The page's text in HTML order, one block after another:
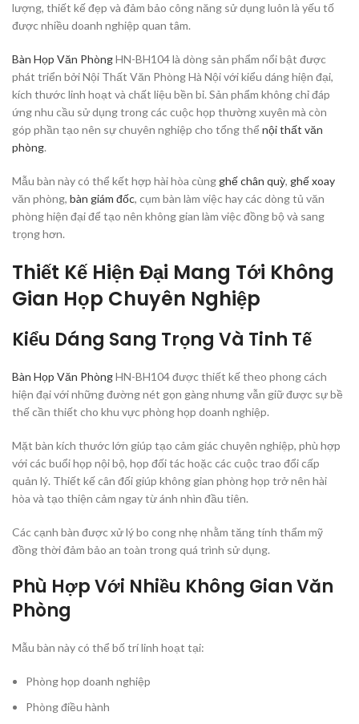
lượng, thiết kế đẹp và đảm bảo công năng sử dụng luôn là yếu tố
được nhiều doanh nghiệp quan tâm.
Bàn Họp Văn PhòngHN-BH104 là dòng sản phẩm nổi bật được
phát triển bởi Nội Thất Văn Phòng Hà Nội với kiểu dáng hiện đại,
kích thước linh hoạt và chất liệu bền bỉ. Sản phẩm không chỉ đáp
ứng nhu cầu sử dụng trong các cuộc họp thường xuyên mà còn
góp phần tạo nên sự chuyên nghiệp cho tổng thểnội thất văn
phòng.
Mẫu bàn này có thể kết hợp hài hòa cùng ghế chân quỳ, ghế xoay
văn phòng,bàn giám đốc, cụm bàn làm việc hay các dòng tủ văn
phòng hiện đại để tạo nên không gian làm việc đồng bộ và sang
trọng hơn.
Thiết Kế Hiện Đại Mang Tới Không
Gian Họp Chuyên Nghiệp
Kiểu Dáng Sang Trọng Và Tinh Tế
Bàn Họp Văn PhòngHN-BH104 được thiết kế theo phong cách
hiện đại với những đường nét gọn gàng nhưng vẫn giữ được sự bề
thế cần thiết cho khu vực phòng họp doanh nghiệp.
Mặt bàn kích thước lớn giúp tạo cảm giác chuyên nghiệp, phù hợp
với các buổi họp nội bộ, họp đối tác hoặc các cuộc trao đổi cấp
quản lý. Thiết kế cân đối giúp không gian phòng họp trở nên hài
hòa và tạo thiện cảm ngay từ ánh nhìn đầu tiên.
Các cạnh bàn được xử lý bo cong nhẹ nhằm tăng tính thẩm mỹ
đồng thời đảm bảo an toàn trong quá trình sử dụng.
Phù Hợp Với Nhiều Không Gian Văn
Phòng
Mẫu bàn này có thể bố trí linh hoạt tại:
Phòng họp doanh nghiệp
Phòng điều hành